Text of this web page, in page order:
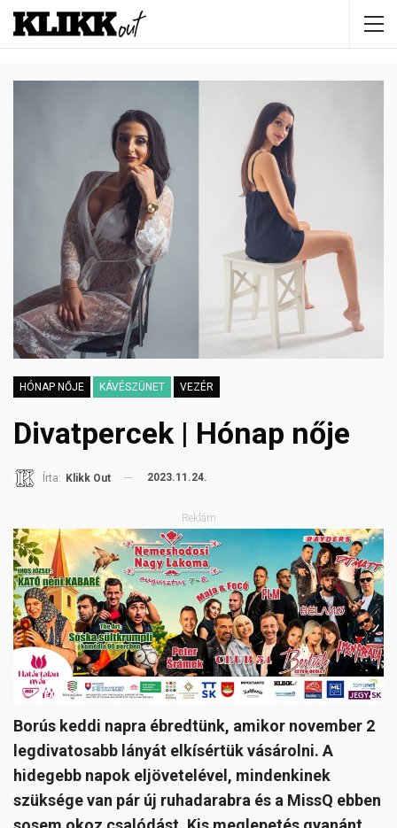
HÓNAP NŐJE KÁVÉSZÜNET VEZÉR
Divatpercek | Hónap nője
Írta: Klikk Out 2023.11.24.
Reklám
Borús keddi napra ébredtünk, amikor november 2
legdivatosabb lányát elkísértük vásárolni. A
hidegebb napok eljövetelével, mindenkinek
szüksége van pár új ruhadarabra és a MissQ ebben